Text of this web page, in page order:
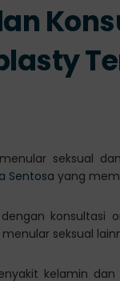
seksual
Sentosa yang
seksual
kelamin